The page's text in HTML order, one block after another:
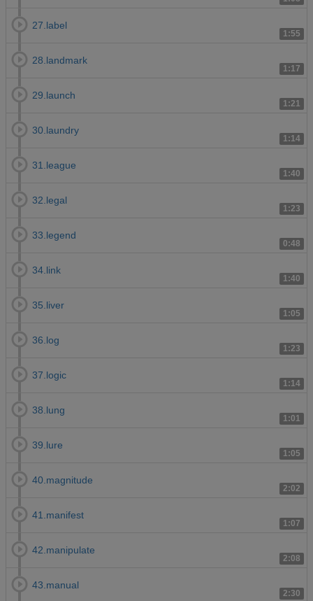
1:55
27.label
1:17
28.landmark
1:21
29.launch
1:14
30.laundry
1:40
31.league
1:23
32.legal
0:48
33.legend
1:40
34.link
1:05
35.liver
1:23
36.log
1:14
37.logic
1:01
38.lung
1:05
39.lure
2:02
40.magnitude
1:07
41.manifest
2:08
42.manipulate
2:30
43.manual